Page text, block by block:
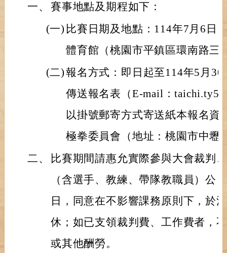
一、 賽事地點及期程如下：
(一) 比賽日期及地點：114年7月6日
體育館（桃園市平鎮區環南路三
(二)報名方式：即日起至114年5月
傳送報名表（E-mail：
以掛號郵寄方式寄送紙本報名資
極拳委員會（地址：桃園市中壢
二、
比賽期間請惠允實際參與大會裁判
（含選手、教練、帶隊教職員）公
日，同意在不影響課務原則下，於
休；如已支領裁判費、工作費者，
或其他酬勞。